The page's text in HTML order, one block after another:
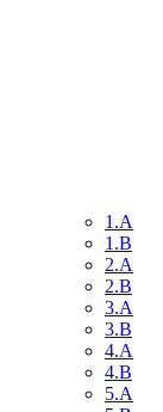
1.A
1.B
2.A
2.B
3.A
3.B
4.A
4.B
5.A